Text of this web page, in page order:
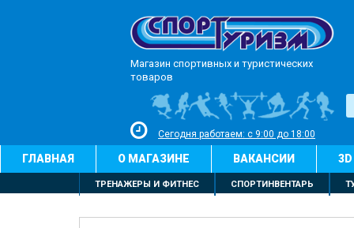
Магазин спортивных и туристических
товаров
Сегодня работаем: с 9:00 до 18:00
ГЛАВНАЯ О МАГАЗИНЕ ВАКАНСИИ
ТРЕНАЖЕРЫ И ФИТНЕС СПОРТИНВЕНТАРЬ